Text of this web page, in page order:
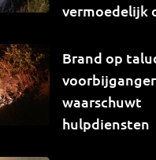
vermoedelijk
Brand op
voorbijganger
waarschuwt
hulpdiensten